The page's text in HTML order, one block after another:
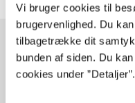
Vi bruger cookies til
brugervenlighed. Du
tilbagetrække dit
bunden af siden. Du
cookies under ”Detaljer”.
Artikler med